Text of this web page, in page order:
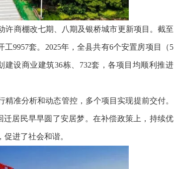
许商棚改七期、八期及银桥城市更新项目。截至
9957套。2025年，全县共有6个安置房项目（5
设商业建筑36栋、732套，各项目均顺利推进
准分析和动态管控，多个项目实现提前交付。
居民早早圆了安居梦。在补偿政策上，持续优
进了社会和谐。